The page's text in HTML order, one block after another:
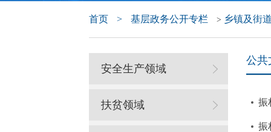
首页 > 基层政务公开专栏 > 乡镇及街
安全生产领域
扶贫领域
公共
振
振